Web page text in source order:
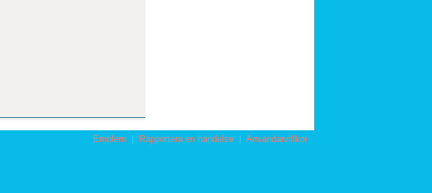
Emblem | Rapportera en händelse | Användarvillkor